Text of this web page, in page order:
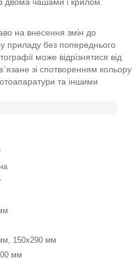
двома чашами і крилом.
на внесення змін до
приладу без попереднього
може відрізнятися від
зі спотворенням кольору
та іншими
150x290 мм
мм